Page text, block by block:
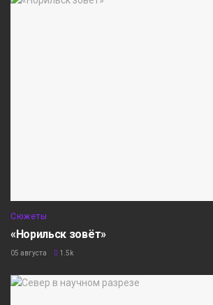
Сюжеты
«Норильск зовёт»
05 августа 1.5k